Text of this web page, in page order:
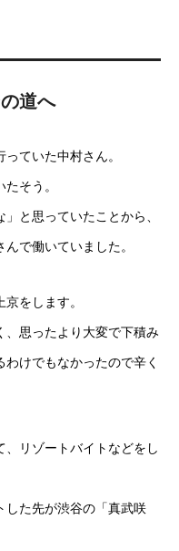
道へ
ていた中村さん。
そう。
と思っていたことから、
で働いていました。
をします。
、思ったより大変で下積み
けでもなかったので辛く
リゾートバイトなどをし
した先が渋谷の「真武咲